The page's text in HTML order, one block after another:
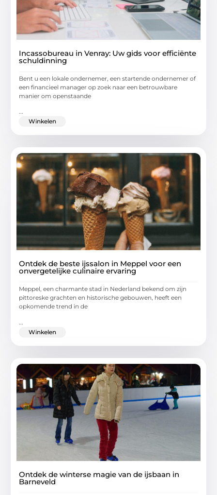
Incassobureau in Venray: Uw gids voor efficiënte
schuldinning
Bent u een lokale ondernemer, een startende ondernemer of
een financieel manager op zoek naar een betrouwbare
manier om openstaande
...
Winkelen
Ontdek de beste ijssalon in Meppel voor een
onvergetelijke culinaire ervaring
Meppel, een charmante stad in Nederland bekend om zijn
pittoreske grachten en historische gebouwen, heeft een
opkomende trend in de
Winkelen
Ontdek de winterse magie van de ijsbaan in
Barneveld